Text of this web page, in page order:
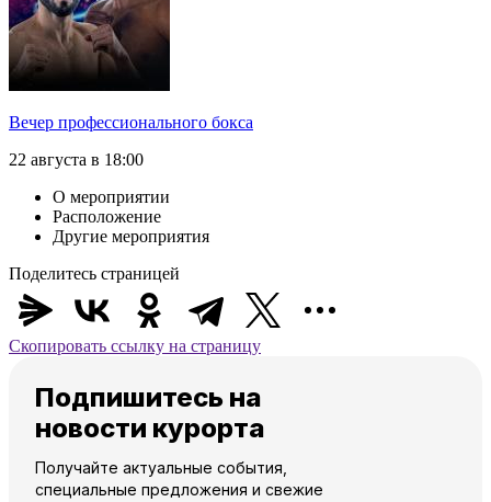
Вечер профессионального бокса
22 августа в 18:00
О мероприятии
Расположение
Другие мероприятия
Поделитесь страницей
Скопировать ссылку на страницу
Подпишитесь на
новости курорта
Получайте актуальные события,
специальные предложения и свежие